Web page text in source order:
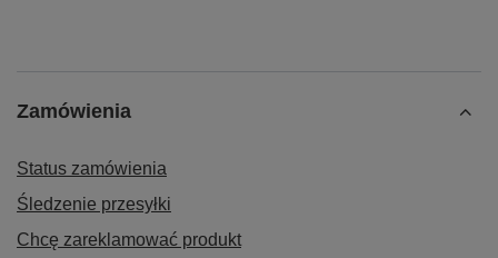
Zamówienia
Status zamówienia
Śledzenie przesyłki
Chcę zareklamować produkt